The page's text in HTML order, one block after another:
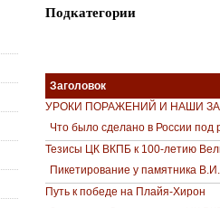
Подкатегории
Заголовок
УРОКИ ПОРАЖЕНИЙ И НАШИ
Что было сделано в России под
Тезисы ЦК ВКПБ к 100-летию
Пикетирование у памятника
Путь к победе на Плайя-Хирон